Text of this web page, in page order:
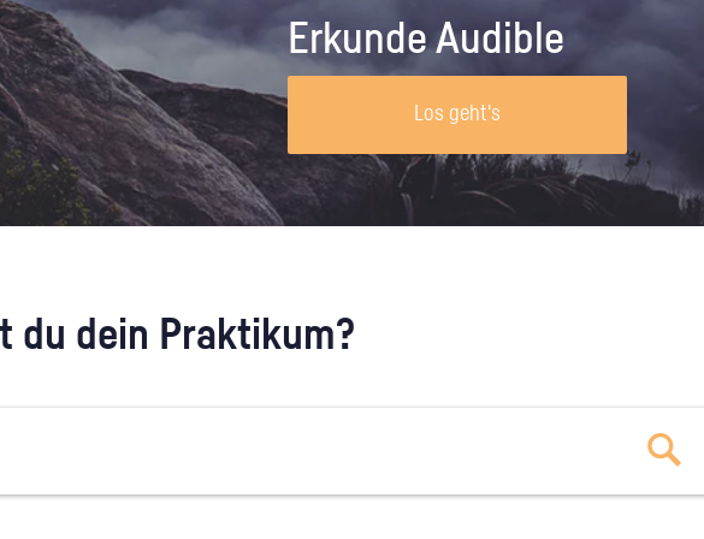
Unternehmen lohnt, wie man sich
vorbereitet und wie ein Vorab-Anruf
abläuft.
Erkunde Audible
Los geht's
du dein Praktikum?